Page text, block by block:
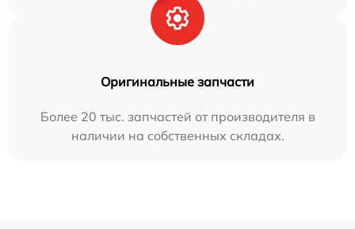
Оригинальные запчасти
Более 20 тыс. запчастей от производителя в
наличии на собственных складах.